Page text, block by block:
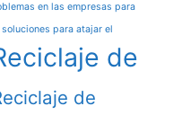
en las empresas para
para atajar el
de
de